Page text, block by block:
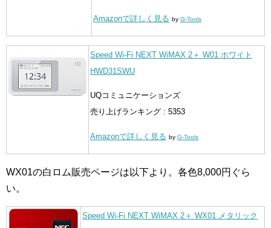
Amazonで詳しく見る by G-Tools
Speed Wi-Fi NEXT WiMAX 2＋ W01 ホワイト
HWD31SWU
UQコミュニケーションズ
売り上げランキング : 5353
Amazonで詳しく見る by G-Tools
WX01の白ロム販売ページは以下より。各色8,000円ぐら
い。
Speed Wi-Fi NEXT WiMAX 2＋ WX01 メタリック